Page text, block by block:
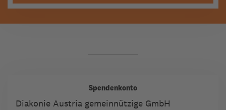
Spendenkonto
Diakonie Austria gemeinnützige GmbH